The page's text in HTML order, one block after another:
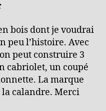
bois dont je voudrai
peu l’histoire. Avec
peut construire 3
cabriolet, un coupé
La marque
la calandre. Merci